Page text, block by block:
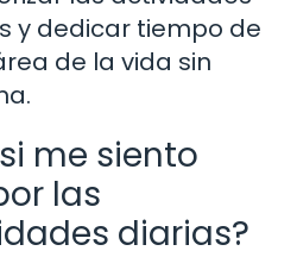
y dedicar tiempo de
de la vida sin
me siento
las
diarias?